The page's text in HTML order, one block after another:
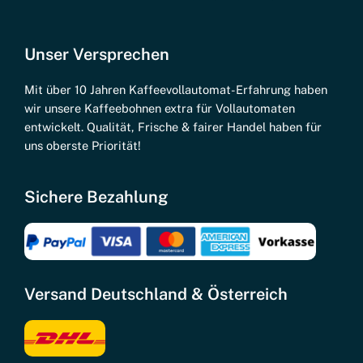
DeLonghi:
Magnifica, Dinamica, PrimaDonna, Eletta,
und alle anderen Modellreihen
Jura: E-Serie, S-Serie, Z-Serie, ENA, GIGA, und
sämtliche weitere Serien
Siemens:EQ-Serie, TI-Serie, TE-Serie, und alle
Philips/Saeco:GranBaristo, PicoBaristo, Xelsis,
Melitta:
Caffeo, Barista, Avanza, und alle anderen
WMF:1000, 1100, 1400, 5000, 8000, 9000, und
sämtliche weitere Modelle
Tchibo/Cafissimo:
Unser Versprechen
Mit über 10 Jahren Kaffeevollautomat-Erfahrung haben
wir unsere Kaffeebohnen extra für Vollautomaten
entwickelt. Qualität, Frische & fairer Handel haben für
uns oberste Priorität!
Sichere Bezahlung
Versand Deutschland & Österreich